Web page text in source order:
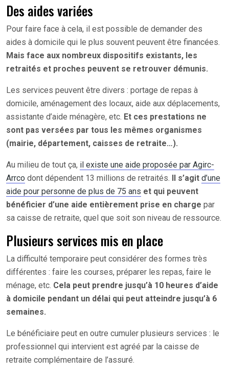
Des aides variées
Pour faire face à cela, il est possible de demander des
aides à domicile qui le plus souvent peuvent être financées.
Mais face aux nombreux dispositifs existants, les
retraités et proches peuvent se retrouver démunis.
Les services peuvent être divers : portage de repas à
domicile, aménagement des locaux, aide aux déplacements,
assistante d’aide ménagère, etc. Et ces prestations ne
sont pas versées par tous les mêmes organismes
(mairie, département, caisses de retraite…).
Au milieu de tout ça, il existe une aide proposée par Agirc-
Arrco dont dépendent 13 millions de retraités. Il s’agit d’une
aide pour personne de plus de 75 ans et qui peuvent
bénéficier d’une aide entièrement prise en charge par
sa caisse de retraite, quel que soit son niveau de ressource.
Plusieurs services mis en place
La difficulté temporaire peut considérer des formes très
différentes : faire les courses, préparer les repas, faire le
ménage, etc. Cela peut prendre jusqu’à 10 heures d’aide
à domicile pendant un délai qui peut atteindre jusqu’à 6
semaines.
Le bénéficiaire peut en outre cumuler plusieurs services : le
professionnel qui intervient est agréé par la caisse de
retraite complémentaire de l’assuré.